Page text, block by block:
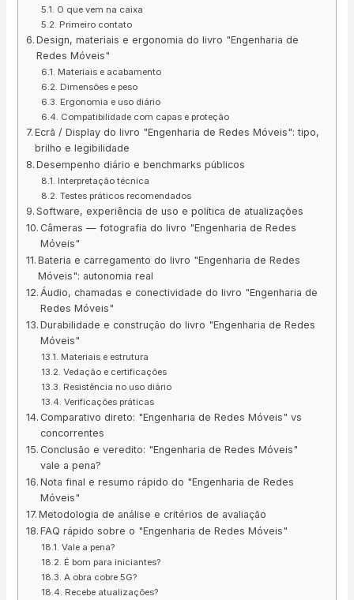
O que vem na caixa
Primeiro contato
Design, materiais e ergonomia do livro "Engenharia de
Redes Móveis"
Materiais e acabamento
Dimensões e peso
Ergonomia e uso diário
Compatibilidade com capas e proteção
Ecrã / Display do livro "Engenharia de Redes Móveis": tipo,
brilho e legibilidade
Desempenho diário e benchmarks públicos
Interpretação técnica
Testes práticos recomendados
Software, experiência de uso e política de atualizações
Câmeras — fotografia do livro "Engenharia de Redes
Móveis"
Bateria e carregamento do livro "Engenharia de Redes
Móveis": autonomia real
Áudio, chamadas e conectividade do livro "Engenharia de
Redes Móveis"
Durabilidade e construção do livro "Engenharia de Redes
Móveis"
Materiais e estrutura
Vedação e certificações
Resistência no uso diário
Verificações práticas
Comparativo direto: "Engenharia de Redes Móveis" vs
concorrentes
Conclusão e veredito: "Engenharia de Redes Móveis"
vale a pena?
Nota final e resumo rápido do "Engenharia de Redes
Móveis"
Metodologia de análise e critérios de avaliação
FAQ rápido sobre o "Engenharia de Redes Móveis"
Vale a pena?
É bom para iniciantes?
A obra cobre 5G?
Recebe atualizações?